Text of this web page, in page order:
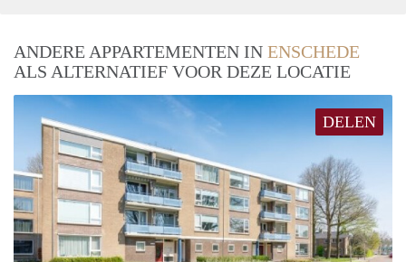
ANDERE APPARTEMENTEN IN ENSCHEDE
ALS ALTERNATIEF VOOR DEZE LOCATIE
DELEN